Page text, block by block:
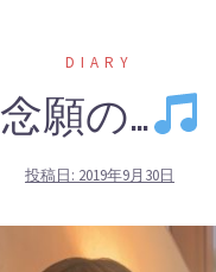
DIARY
念願の…
投稿日: 2019年9月30日